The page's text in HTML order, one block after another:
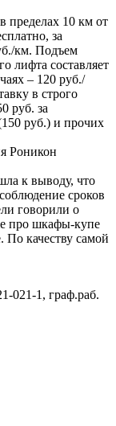
пределах 10 км от
за
км. Подъем
лифта составляет
– 120 руб./
в строго
руб. за
руб.) и прочих
Роникон
к выводу, что
сроков
говорили о
про шкафы-купе
По качеству самой
021-1, граф.раб.